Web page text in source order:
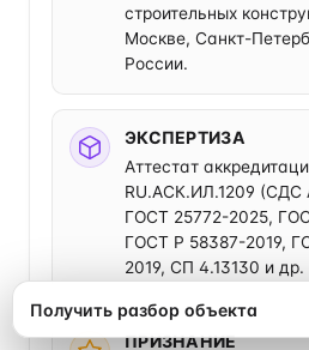
строительных
Москве, Санкт-
России.
ЭКСПЕРТИЗА
Аттестат
RU.АСК.ИЛ.1209 (СДС
ГОСТ 25772-2025,
ГОСТ Р 58387-2019,
2019, СП 4.13130 и др.
ПРИЗНАНИЕ
Получить разбор объекта
Разбор каждый
Один разбор в неделю:
МЧС, типичные ошибки,
«Отписаться» — в любой